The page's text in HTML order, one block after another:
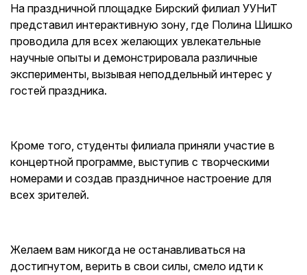
На праздничной площадке Бирский филиал УУНиТ
представил интерактивную зону, где Полина Шишко
проводила для всех желающих увлекательные
научные опыты и демонстрировала различные
эксперименты, вызывая неподдельный интерес у
гостей праздника.
Кроме того, студенты филиала приняли участие в
концертной программе, выступив с творческими
номерами и создав праздничное настроение для
всех зрителей.
Желаем вам никогда не останавливаться на
достигнутом, верить в свои силы, смело идти к